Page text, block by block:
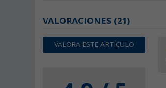
VALORACIONES (21)
VALORA ESTE ARTÍCULO